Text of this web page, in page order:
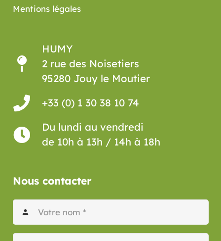
Mentions légales
HUMY
2 rue des Noisetiers
95280 Jouy le Moutier
+33 (0) 1 30 38 10 74
Du lundi au vendredi
de 10h à 13h / 14h à 18h
Nous contacter
person